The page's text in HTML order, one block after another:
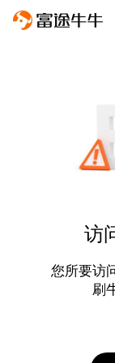
访
您所要访
刷